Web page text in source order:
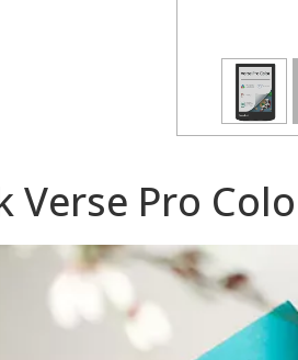
Verse Pro